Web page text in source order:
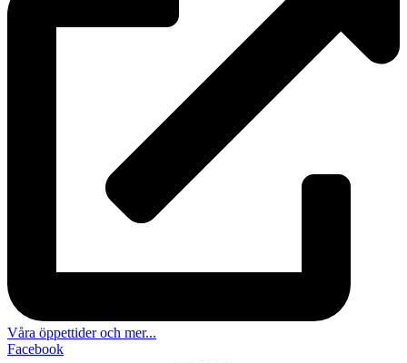
Våra öppettider och mer...
Facebook